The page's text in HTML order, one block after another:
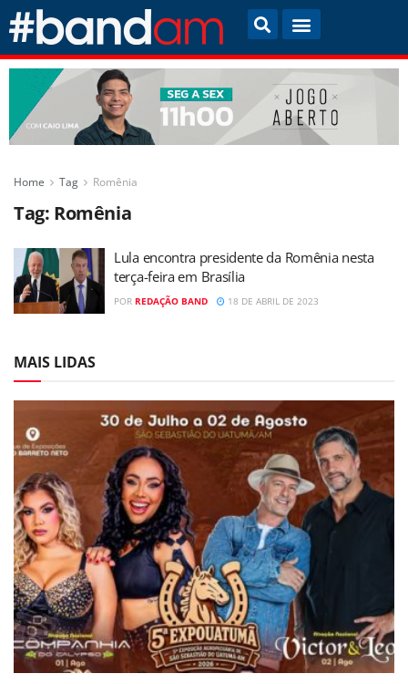
Home Tag Romênia
Tag: Romênia
Lula encontra presidente da Romênia nesta
terça-feira em Brasília
POR REDAÇÃO BAND 18 DE ABRIL DE 2023
MAIS LIDAS